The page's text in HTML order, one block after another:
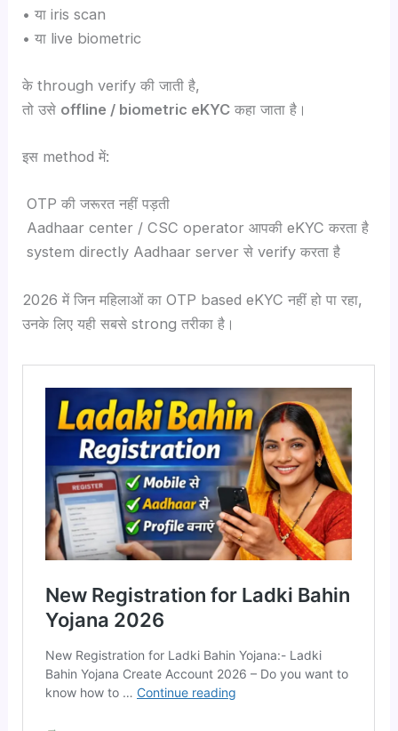
• या iris scan
• या live biometric
के through verify की जाती है,
तो उसे offline / biometric eKYC कहा जाता है।
इस method में:
OTP की जरूरत नहीं पड़ती
Aadhaar center / CSC operator आपकी eKYC करता है
system directly Aadhaar server से verify करता है
2026 में जिन महिलाओं का OTP based eKYC नहीं हो पा रहा,
उनके लिए यही सबसे strong तरीका है।